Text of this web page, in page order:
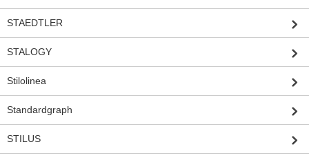
STAEDTLER
STALOGY
Stilolinea
Standardgraph
STILUS